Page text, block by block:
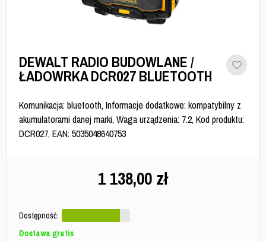
DEWALT RADIO BUDOWLANE /
ŁADOWRKA DCR027 BLUETOOTH
Komunikacja: bluetooth, Informacje dodatkowe: kompatybilny z
akumulatorami danej marki, Waga urządzenia: 7.2, Kod produktu:
DCR027, EAN: 5035048640753
1 138,00 zł
Dostępność:
Dostawa gratis